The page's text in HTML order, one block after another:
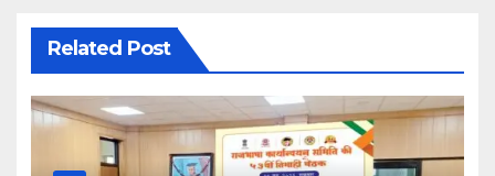
Related Post